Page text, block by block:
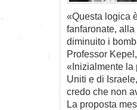
«Questa logica
fanfaronate,
diminuito i
Professor
«Inizialmente la
Uniti e di
credo che non
La proposta